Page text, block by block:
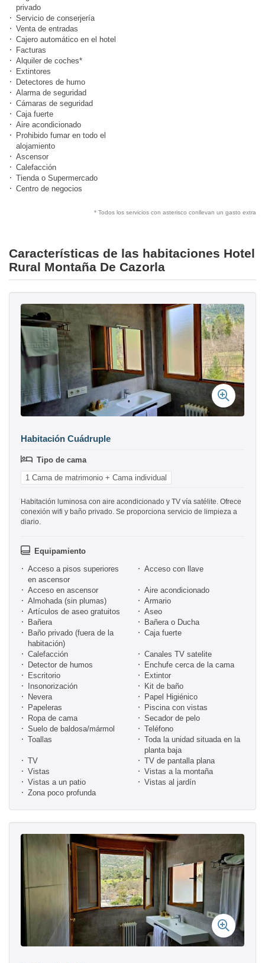
privado
Servicio de conserjería
Venta de entradas
Cajero automático en el hotel
Facturas
Alquiler de coches*
Extintores
Detectores de humo
Alarma de seguridad
Cámaras de seguridad
Caja fuerte
Aire acondicionado
Prohibido fumar en todo el
alojamiento
Ascensor
Calefacción
Tienda o Supermercado
Centro de negocios
* Todos los servicios con asterisco conllevan un gasto extra
Características de las habitaciones Hotel
Rural Montaña De Cazorla
Habitación Cuádruple
Tipo de cama
1 Cama de matrimonio + Cama individual
Habitación luminosa con aire acondicionado y TV vía satélite. Ofrece
conexión wifi y baño privado. Se proporciona servicio de limpieza a
diario.
Equipamiento
Acceso a pisos superiores
en ascensor
Acceso con llave
Acceso en ascensor
Aire acondicionado
Almohada (sin plumas)
Armario
Artículos de aseo gratuitos
Aseo
Bañera
Bañera o Ducha
Baño privado (fuera de la
habitación)
Caja fuerte
Calefacción
Canales TV satelite
Detector de humos
Enchufe cerca de la cama
Escritorio
Extintor
Insonorización
Kit de baño
Nevera
Papel Higiénico
Papeleras
Piscina con vistas
Ropa de cama
Secador de pelo
Suelo de baldosa/mármol
Teléfono
Toallas
Toda la unidad situada en la
planta baja
TV
TV de pantalla plana
Vistas
Vistas a la montaña
Vistas a un patio
Vistas al jardín
Zona poco profunda